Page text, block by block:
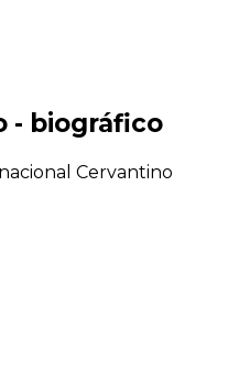
- biográfico
Cervantino